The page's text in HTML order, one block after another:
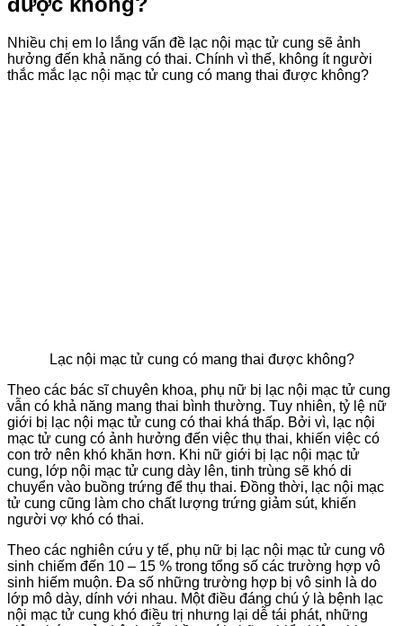
Nhiều chị em lo lắng vấn đề lạc nội mạc tử cung sẽ ảnh
hưởng đến khả năng có thai. Chính vì thế, không ít người
thắc mắc lạc nội mạc tử cung có mang thai được không?
Lạc nội mạc tử cung có mang thai được không?
Theo các bác sĩ chuyên khoa, phụ nữ bị lạc nội mạc tử cung
vẫn có khả năng mang thai bình thường. Tuy nhiên, tỷ lệ nữ
giới bị lạc nội mạc tử cung có thai khá thấp. Bởi vì, lạc nội
mạc tử cung có ảnh hưởng đến việc thụ thai, khiến việc có
con trở nên khó khăn hơn. Khi nữ giới bị lạc nội mạc tử
cung, lớp nội mạc tử cung dày lên, tinh trùng sẽ khó di
chuyển vào buồng trứng để thụ thai. Đồng thời, lạc nội mạc
tử cung cũng làm cho chất lượng trứng giảm sút, khiến
người vợ khó có thai.
Theo các nghiên cứu y tế, phụ nữ bị lạc nội mạc tử cung vô
sinh chiếm đến 10 – 15 % trong tổng số các trường hợp vô
sinh hiếm muộn. Đa số những trường hợp bị vô sinh là do
lớp mô dày, dính với nhau. Một điều đáng chú ý là bệnh lạc
nội mạc tử cung khó điều trị nhưng lại dễ tái phát, những